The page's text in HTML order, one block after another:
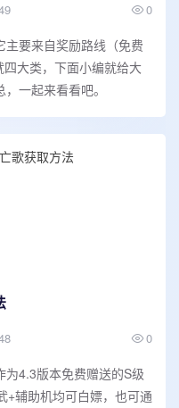
0
要来自奖励路线（免费
大类，下面小编就给大
一起来看看吧。
0
为4.3版本免费赠送的S级
+辅助机均可白嫖，也可通